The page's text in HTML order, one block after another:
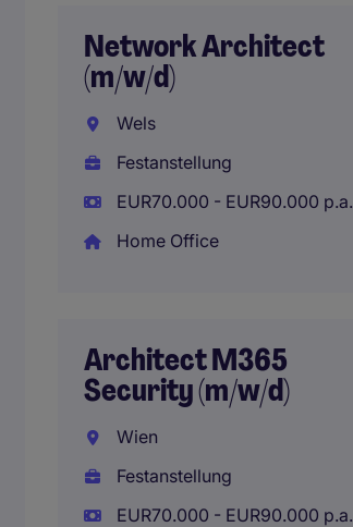
Network Architect
(m/w/d)
Wels
Festanstellung
EUR70.000 - EUR90.000 p.a.
Home Office
Architect M365
Security (m/w/d)
Wien
Festanstellung
EUR70.000 - EUR90.000 p.a.